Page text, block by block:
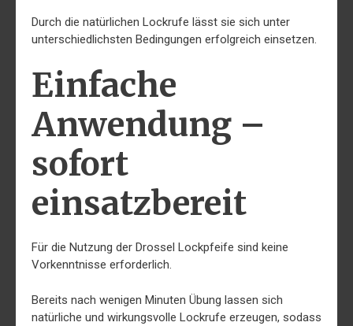
Durch die natürlichen Lockrufe lässt sie sich unter
unterschiedlichsten Bedingungen erfolgreich einsetzen.
Einfache
Anwendung –
sofort
einsatzbereit
Für die Nutzung der Drossel Lockpfeife sind keine
Vorkenntnisse erforderlich.
Bereits nach wenigen Minuten Übung lassen sich
natürliche und wirkungsvolle Lockrufe erzeugen, sodass